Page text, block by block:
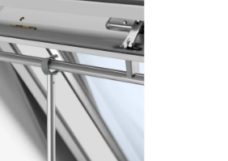
cookie
údajů
Obchodní podmínky